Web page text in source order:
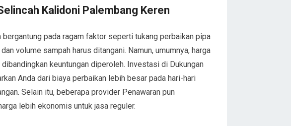
Kalidoni Palembang Keren
pada ragam faktor seperti tukang perbaikan pipa
volume sampah harus ditangani. Namun, umumnya, harga
keuntungan diperoleh. Investasi di Dukungan
Anda dari biaya perbaikan lebih besar pada hari-hari
Selain itu, beberapa provider Penawaran pun
lebih ekonomis untuk jasa reguler.